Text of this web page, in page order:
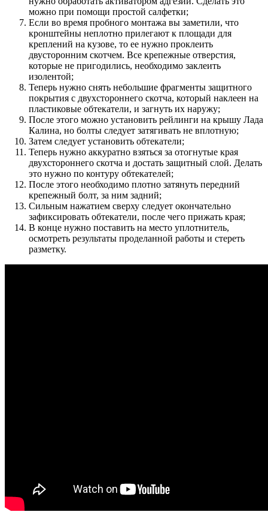
можно при помощи простой салфетки;
Если во время пробного монтажа вы заметили, что
кронштейны неплотно прилегают к площади для
креплений на кузове, то ее нужно проклеить
двусторонним скотчем. Все крепежные отверстия,
которые не пригодились, необходимо заклеить
изолентой;
Теперь нужно снять небольшие фрагменты защитного
покрытия с двухстороннего скотча, который наклеен на
пластиковые обтекатели, и загнуть их наружу;
После этого можно установить рейлинги на крышу Лада
Калина, но болты следует затягивать не вплотную;
Затем следует установить обтекатели;
Теперь нужно аккуратно взяться за отогнутые края
двухстороннего скотча и достать защитный слой. Делать
это нужно по контуру обтекателей;
После этого необходимо плотно затянуть передний
крепежный болт, за ним задний;
Сильным нажатием сверху следует окончательно
зафиксировать обтекатели, после чего прижать края;
В конце нужно поставить на место уплотнитель,
осмотреть результаты проделанной работы и стереть
разметку.